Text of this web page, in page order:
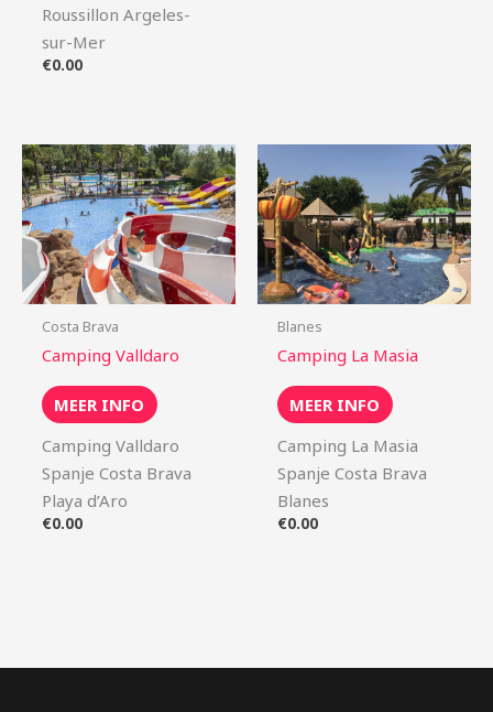
Roussillon Argeles-
sur-Mer
€0.00
Costa Brava
Camping Valldaro
MEER INFO
Camping Valldaro
Spanje Costa Brava
Playa d’Aro
€0.00
Blanes
Camping La Masia
MEER INFO
Camping La Masia
Spanje Costa Brava
Blanes
€0.00